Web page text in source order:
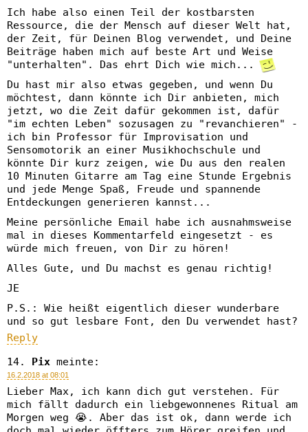
Ich habe also einen Teil der kostbarsten
Ressource, die der Mensch auf dieser Welt hat,
der Zeit, für Deinen Blog verwendet, und Deine
Beiträge haben mich auf beste Art und Weise
"unterhalten". Das ehrt Dich wie mich...
Du hast mir also etwas gegeben, und wenn Du
möchtest, dann könnte ich Dir anbieten, mich
jetzt, wo die Zeit dafür gekommen ist, dafür
"im echten Leben" sozusagen zu "revanchieren" -
ich bin Professor für Improvisation und
Sensomotorik an einer Musikhochschule und
könnte Dir kurz zeigen, wie Du aus den realen
10 Minuten Gitarre am Tag eine Stunde Ergebnis
und jede Menge Spaß, Freude und spannende
Entdeckungen generieren kannst...
Meine persönliche Email habe ich ausnahmsweise
mal in dieses Kommentarfeld eingesetzt - es
würde mich freuen, von Dir zu hören!
Alles Gute, und Du machst es genau richtig!
JE
P.S.: Wie heißt eigentlich dieser wunderbare
und so gut lesbare Font, den Du verwendet hast?
Reply
Pix meinte:
16.2.2018 at 08:01
Lieber Max, ich kann dich gut verstehen. Für
mich fällt dadurch ein liebgewonnenes Ritual am
Morgen weg 😭. Aber das ist ok, dann werde ich